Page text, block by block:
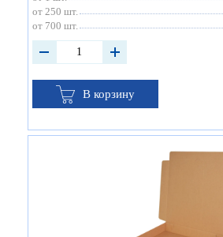
от 250 шт.
от 700 шт.
В корзину